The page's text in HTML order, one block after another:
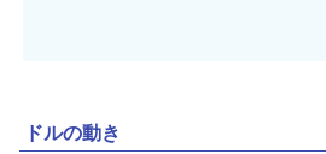
ドルの動き